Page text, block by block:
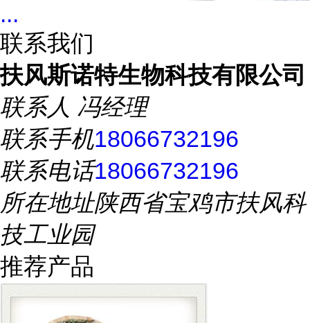
...
联系我们
扶风斯诺特生物科技有限公司
联系人 冯经理
联系手机18066732196
联系电话18066732196
所在地址陕西省宝鸡市扶风科
技工业园
推荐产品